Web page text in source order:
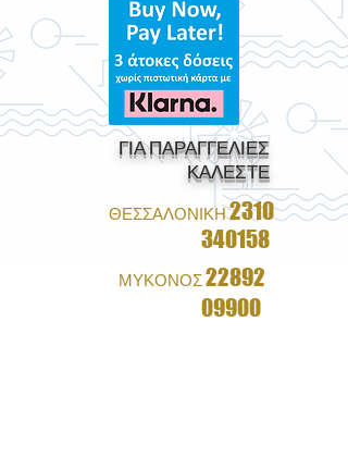
ΓΙΑ ΠΑΡΑΓΓΕΛΙΕΣ
ΚΑΛΕΣΤΕ
ΘΕΣΣΑΛΟΝΙΚΗ2310
340158
ΜΥΚΟΝΟΣ22892
09900